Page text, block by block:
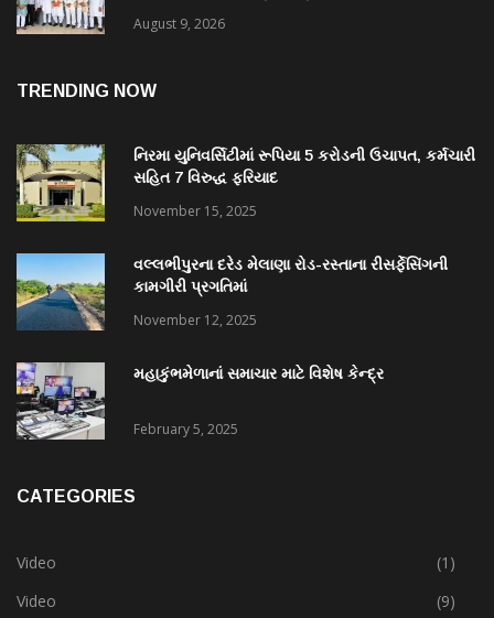
August 9, 2026
TRENDING NOW
નિરમા યુનિવર્સિટીમાં રૂપિયા 5 કરોડની ઉચાપત, કર્મચારી
સહિત 7 વિરુદ્ધ ફરિયાદ
November 15, 2025
વલ્લભીપુરના દરેડ મેલાણા રોડ-રસ્તાના રીસર્ફેસિંગની
કામગીરી પ્રગતિમાં
November 12, 2025
મહાકુંભમેળાનાં સમાચાર માટે વિશેષ કેન્દ્ર
February 5, 2025
CATEGORIES
Video
(1)
Video
(9)